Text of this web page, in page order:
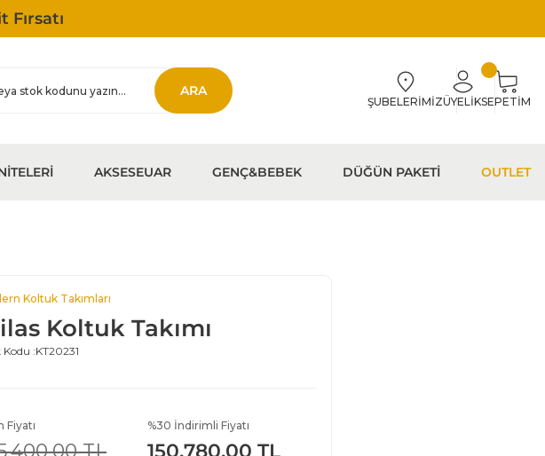
ARA
ŞUBELERİMİZÜYELİKSEPETİM
AKSESEUAR GENÇ&BEBEK DÜĞÜN PAKETİ OUTLET
Koltuk Takımları
Koltuk Takımı
Kodu :KT20231
Fiyatı
TL
%30 İndirimli Fiyatı
150.780,00 TL